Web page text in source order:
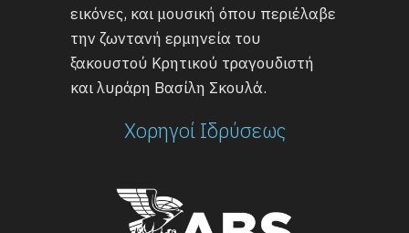
εικόνες, και μουσική όπου περιέλαβε
την ζωντανή ερμηνεία του
ξακουστού Κρητικού τραγουδιστή
και λυράρη Βασίλη Σκουλά.
Χορηγοί Ιδρύσεως